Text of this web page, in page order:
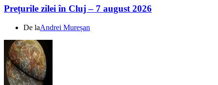
Prețurile zilei în Cluj – 7 august 2026
De laAndrei Mureșan